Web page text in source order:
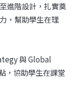
進階設計，扎實奠
，幫助學生在理
與 Global
，協助學生在課堂